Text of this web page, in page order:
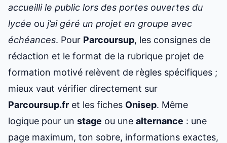
accueilli le public lors des portes ouvertes du
lycée ou j’ai géré un projet en groupe avec
échéances. Pour Parcoursup, les consignes de
rédaction et le format de la rubrique projet de
formation motivé relèvent de règles spécifiques ;
mieux vaut vérifier directement sur
Parcoursup.fr et les fiches Onisep. Même
logique pour un stage ou une alternance : une
page maximum, ton sobre, informations exactes,